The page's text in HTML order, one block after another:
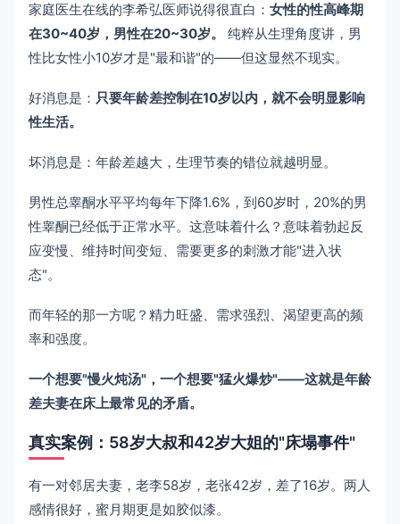
家庭医生在线的李希弘医师说得很直白： 女性的性高峰期
在30~40岁，男性在20~30岁。
纯粹从生理角度讲，男
性比女性小10岁才是"最和谐"的——但这显然不现实。
好消息是： 只要年龄差控制在10岁以内，就不会明显影响
性生活。
坏消息是：年龄差越大，生理节奏的错位就越明显。
男性总睾酮水平平均每年下降1.6%，到60岁时，20%的男
性睾酮已经低于正常水平。这意味着什么？意味着勃起反
应变慢、维持时间变短、需要更多的刺激才能"进入状
态"。
而年轻的那一方呢？精力旺盛、需求强烈、渴望更高的频
率和强度。
一个想要"慢火炖汤"，一个想要"猛火爆炒"——这就是年龄
差夫妻在床上最常见的矛盾。
真实案例：58岁大叔和42岁大姐的"床塌事件"
有一对邻居夫妻，老李58岁，老张42岁，差了16岁。两人
感情很好，蜜月期更是如胶似漆。